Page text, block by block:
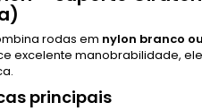
rodas em nylon branco
excelente manobrabilidade,
principais